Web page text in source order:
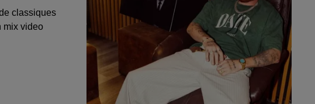
classiques
mix video